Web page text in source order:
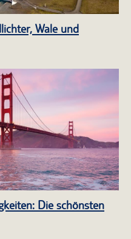
Wale und
Die schönsten